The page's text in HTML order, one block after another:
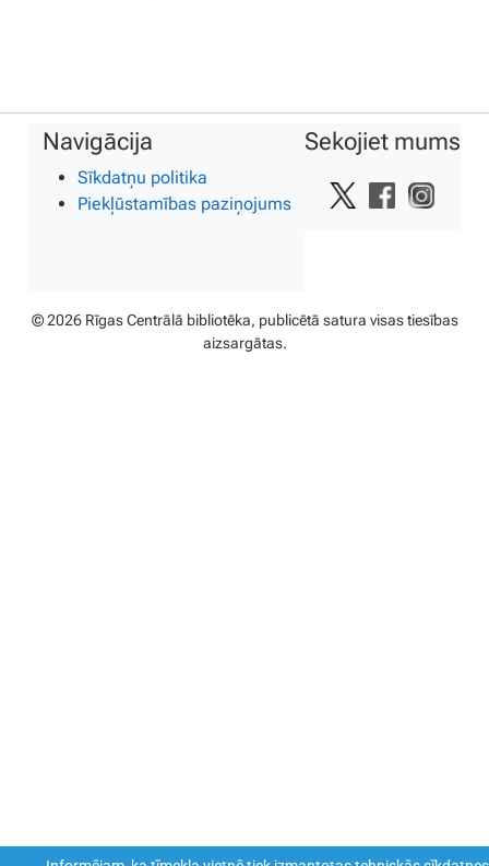
Navigācija
Sīkdatņu politika
Piekļūstamības paziņojums
Sekojiet mums
© 2026 Rīgas Centrālā bibliotēka, publicētā satura visas tiesības
aizsargātas.